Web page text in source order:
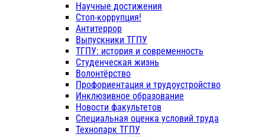
Научные достижения
Стоп-коррупция!
Антитеррор
Выпускники ТГПУ
ТГПУ: история и современность
Студенческая жизнь
Волонтёрство
Профориентация и трудоустройство
Инклюзивное образование
Новости факультетов
Специальная оценка условий труда
Технопарк ТГПУ